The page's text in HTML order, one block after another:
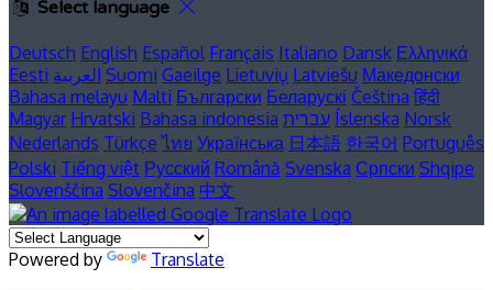
Select language
Deutsch English Español Français Italiano Dansk Ελληνικά
Eesti العربية Suomi Gaeilge Lietuvių Latviešu Македонски
Bahasa melayu Malti Български Беларускі Čeština हिंदी
Magyar Hrvatski Bahasa indonesia עברית Íslenska Norsk
Nederlands Türkçe ไทย Українська 日本語 한국어 Português
Polski Tiếng việt Русский Română Svenska Српски Shqipe
Slovenščina Slovenčina 中文
Powered by Translate